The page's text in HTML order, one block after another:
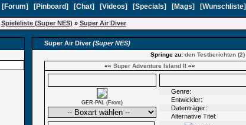
[Forum] [Pinboard] [Chat] [Videos] [Specials] [Mags] [Wunschliste]
Spieleliste (Super NES) » Super Air Diver
Super Air Diver(Super NES)
Springe zu: den Testberichten (2)
«« Super Adventure Island II ««
GER-PAL (Front)
Genre:
Entwickler:
Datenträger:
Alternative Titel: